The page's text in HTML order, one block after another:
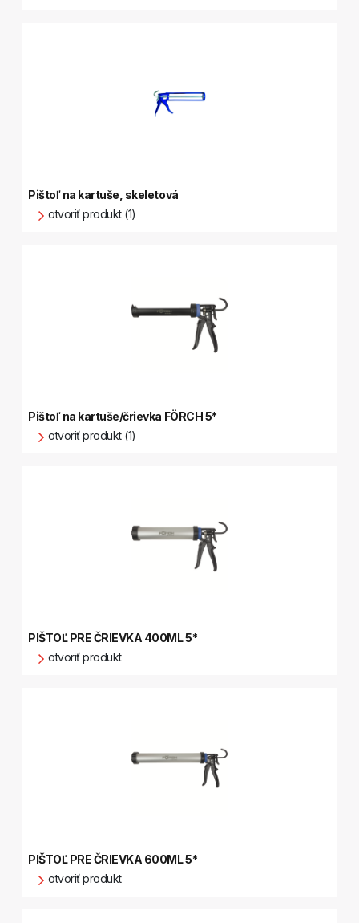
Pištoľ na kartuše, skeletová
otvoriť produkt (1)
Pištoľ na kartuše/črievka FÖRCH 5*
otvoriť produkt (1)
PIŠTOĽ PRE ČRIEVKA 400ML 5*
otvoriť produkt
PIŠTOĽ PRE ČRIEVKA 600ML 5*
otvoriť produkt